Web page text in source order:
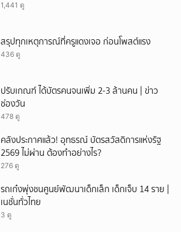
1,441 ดู
สรุปทุกเหตุการณ์ที่ครูแดงเจอ ก่อนโพสต์แรง
436 ดู
ปรับเกณฑ์ ได้บัตรคนจนเพิ่ม 2-3 ล้านคน | ข่าว
ช่องวัน
478 ดู
คลังประกาศแล้ว! อุทธรณ์ บัตรสวัสดิการแห่งรัฐ
2569 ไม่ผ่าน ต้องทำอย่างไร?
276 ดู
รถเก๋งพุ่งชนศูนย์พัฒนาเด็กเล็ก เด็กเจ็บ 14 ราย |
เนชั่นทั่วไทย
3 ดู